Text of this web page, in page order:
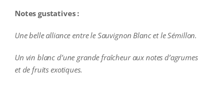
Notes gustatives :
Une belle alliance entre le Sauvignon Blanc et le Sémillon.
Un vin blanc d’une grande fraîcheur aux notes d’agrumes
et de fruits exotiques.